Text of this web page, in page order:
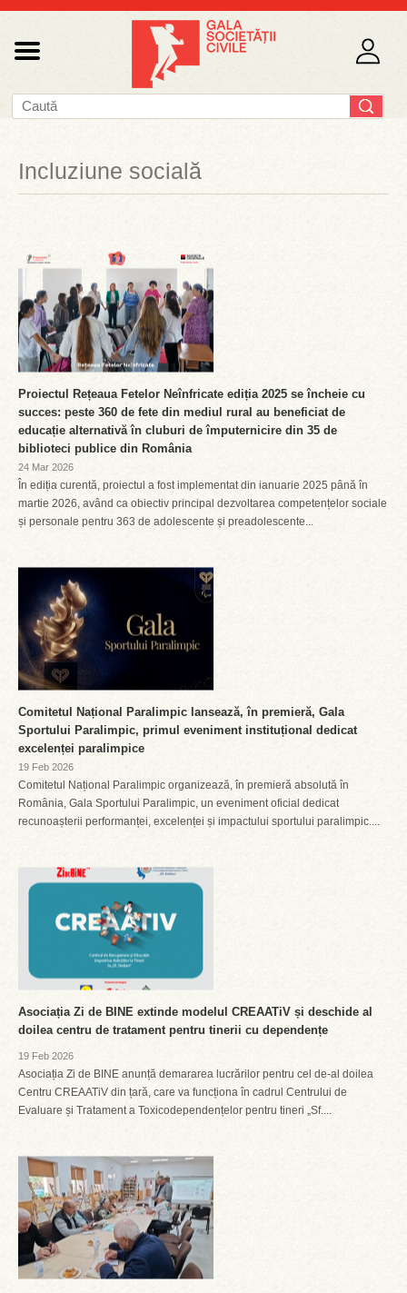
Incluziune socială
Proiectul Rețeaua Fetelor Neînfricate ediția 2025 se încheie cu
succes: peste 360 de fete din mediul rural au beneficiat de
educație alternativă în cluburi de împuternicire din 35 de
biblioteci publice din România
24 Mar 2026
În ediția curentă, proiectul a fost implementat din ianuarie 2025 până în
martie 2026, având ca obiectiv principal dezvoltarea competențelor sociale
și personale pentru 363 de adolescente și preadolescente...
Comitetul Național Paralimpic lansează, în premieră, Gala
Sportului Paralimpic, primul eveniment instituțional dedicat
excelenței paralimpice
19 Feb 2026
Comitetul Național Paralimpic organizează, în premieră absolută în
România, Gala Sportului Paralimpic, un eveniment oficial dedicat
recunoașterii performanței, excelenței și impactului sportului paralimpic....
Asociația Zi de BINE extinde modelul CREAATiV și deschide al
doilea centru de tratament pentru tinerii cu dependențe
19 Feb 2026
Asociația Zi de BINE anunță demararea lucrărilor pentru cel de-al doilea
Centru CREAATiV din țară, care va funcționa în cadrul Centrului de
Evaluare și Tratament a Toxicodependențelor pentru tineri „Sf....